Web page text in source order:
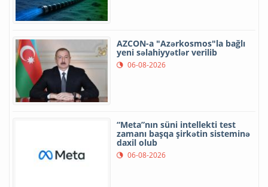
AZCON-a "Azərkosmos"la bağlı
yeni səlahiyyətlər verilib
06-08-2026
“Meta”nın süni intellekti test
zamanı başqa şirkətin sisteminə
daxil olub
06-08-2026